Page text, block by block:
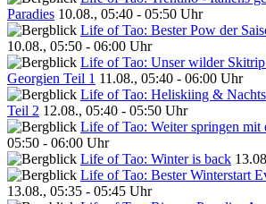
Paradies 10.08., 05:40 - 05:50 Uhr
Life of Tao: Bester Pow der
10.08., 05:50 - 06:00 Uhr
Life of Tao: Unser wilder
Georgien Teil 1 11.08., 05:40 - 06:00 Uhr
Life of Tao: Heliskiing &
Teil 2 12.08., 05:40 - 05:50 Uhr
Life of Tao: Weiter springen mit
05:50 - 06:00 Uhr
Life of Tao: Winter is back
Life of Tao: Bester Winterstart
13.08., 05:35 - 05:45 Uhr